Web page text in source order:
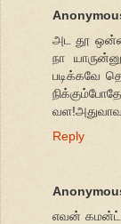
அட தூ
நா
படிக்கவே
Reply
எவன் கமன்ட்